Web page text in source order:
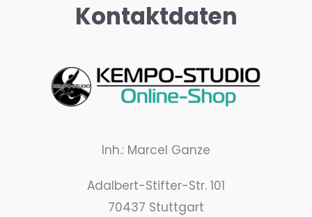
Kontaktdaten
Inh.: Marcel Ganze
Adalbert-Stifter-Str. 101
70437 Stuttgart